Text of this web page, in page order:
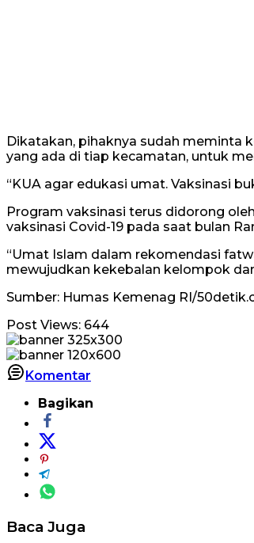
Dikatakan, pihaknya sudah meminta
yang ada di tiap kecamatan, untuk
“KUA agar edukasi umat. Vaksinasi
Program vaksinasi terus didorong
vaksinasi Covid-19 pada saat bulan
“Umat Islam dalam rekomendasi
mewujudkan kekebalan kelompok
Sumber: Humas Kemenag RI/
Post Views: 644
Komentar
Bagikan
Baca Juga